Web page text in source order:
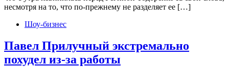
несмотря на то, что по-прежнему не разделяет ее […]
Шоу-бизнес
Павел Прилучный экстремально
похудел из-за работы